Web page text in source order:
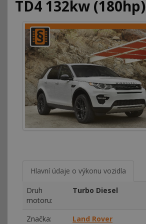
TD4 132kw (180hp)
Hlavní údaje o výkonu vozidla
Druh
motoru:
Turbo Diesel
Značka: Land Rover